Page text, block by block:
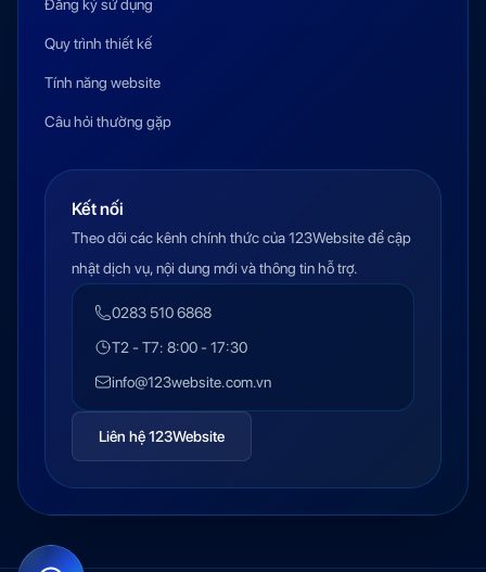
Đăng ký sử dụng
Quy trình thiết kế
Tính năng website
Câu hỏi thường gặp
Kết nối
Theo dõi các kênh chính thức của 123Website để cập
nhật dịch vụ, nội dung mới và thông tin hỗ trợ.
0283 510 6868
T2 - T7: 8:00 - 17:30
info@123website.com.vn
Liên hệ 123Website